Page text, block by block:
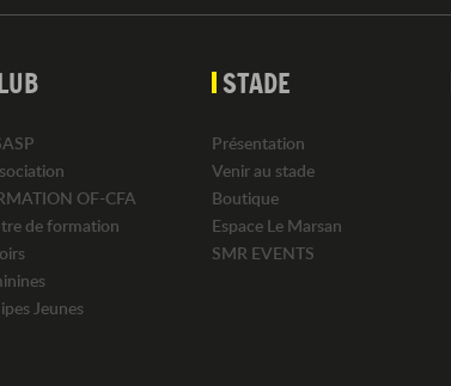
OF-CFA
de formation
Jeunes
STADE
Présentation
Venir au stade
Boutique
Espace Le Marsan
SMR EVENTS